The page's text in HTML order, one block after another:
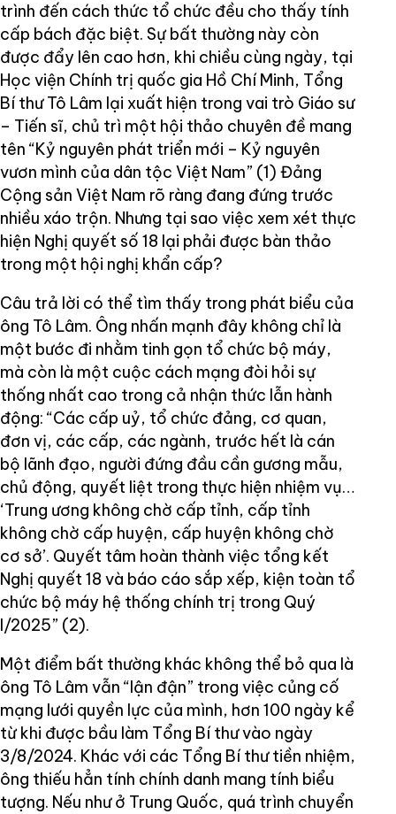
trình đến cách thức tổ chức đều cho thấy tính
cấp bách đặc biệt. Sự bất thường này còn
được đẩy lên cao hơn, khi chiều cùng ngày, tại
Học viện Chính trị quốc gia Hồ Chí Minh, Tổng
Bí thư Tô Lâm lại xuất hiện trong vai trò Giáo sư
– Tiến sĩ, chủ trì một hội thảo chuyên đề mang
tên “Kỷ nguyên phát triển mới – Kỷ nguyên
vươn mình của dân tộc Việt Nam” (1) Đảng
Cộng sản Việt Nam rõ ràng đang đứng trước
nhiều xáo trộn. Nhưng tại sao việc xem xét thực
hiện Nghị quyết số 18 lại phải được bàn thảo
trong một hội nghị khẩn cấp?
Câu trả lời có thể tìm thấy trong phát biểu của
ông Tô Lâm. Ông nhấn mạnh đây không chỉ là
một bước đi nhằm tinh gọn tổ chức bộ máy,
mà còn là một cuộc cách mạng đòi hỏi sự
thống nhất cao trong cả nhận thức lẫn hành
động: “Các cấp uỷ, tổ chức đảng, cơ quan,
đơn vị, các cấp, các ngành, trước hết là cán
bộ lãnh đạo, người đứng đầu cần gương mẫu,
chủ động, quyết liệt trong thực hiện nhiệm vụ…
‘Trung ương không chờ cấp tỉnh, cấp tỉnh
không chờ cấp huyện, cấp huyện không chờ
cơ sở’. Quyết tâm hoàn thành việc tổng kết
Nghị quyết 18 và báo cáo sắp xếp, kiện toàn tổ
chức bộ máy hệ thống chính trị trong Quý
I/2025” (2).
Một điểm bất thường khác không thể bỏ qua là
ông Tô Lâm vẫn “lận đận” trong việc củng cố
mạng lưới quyền lực của mình, hơn 100 ngày kể
từ khi được bầu làm Tổng Bí thư vào ngày
3/8/2024. Khác với các Tổng Bí thư tiền nhiệm,
ông thiếu hẳn tính chính danh mang tính biểu
tượng. Nếu như ở Trung Quốc, quá trình chuyển